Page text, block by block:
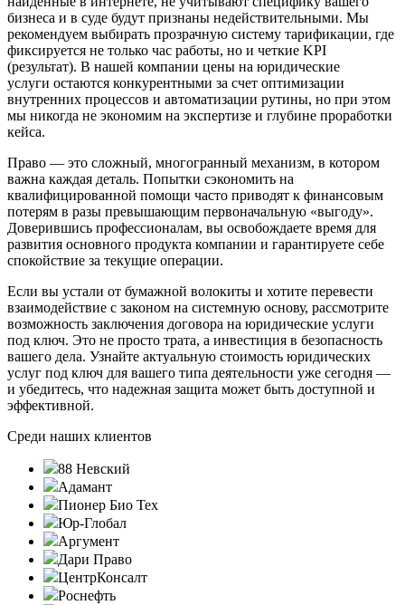
бизнеса и в суде будут признаны недействительными. Мы
рекомендуем выбирать прозрачную систему тарификации, где
фиксируется не только час работы, но и четкие KPI
(результат). В нашей компании цены на юридические
услуги остаются конкурентными за счет оптимизации
внутренних процессов и автоматизации рутины, но при этом
мы никогда не экономим на экспертизе и глубине проработки
кейса.
Право — это сложный, многогранный механизм, в котором
важна каждая деталь. Попытки сэкономить на
квалифицированной помощи часто приводят к финансовым
потерям в разы превышающим первоначальную «выгоду».
Доверившись профессионалам, вы освобождаете время для
развития основного продукта компании и гарантируете себе
спокойствие за текущие операции.
Если вы устали от бумажной волокиты и хотите перевести
взаимодействие с законом на системную основу, рассмотрите
возможность заключения договора на юридические услуги
под ключ. Это не просто трата, а инвестиция в безопасность
вашего дела. Узнайте актуальную стоимость юридических
услуг под ключ для вашего типа деятельности уже сегодня —
и убедитесь, что надежная защита может быть доступной и
эффективной.
Среди наших клиентов
88 Невский
Адамант
Пионер Био Тех
Юр-Глобал
Аргумент
Дари Право
ЦентрКонсалт
Роснефть